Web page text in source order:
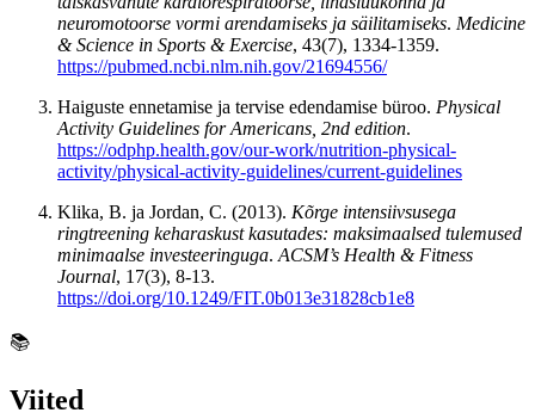
neuromotoorse vormi arendamiseks ja säilitamiseks. Medicine
& Science in Sports & Exercise, 43(7), 1334-1359.
https://pubmed.ncbi.nlm.nih.gov/21694556/
Haiguste ennetamise ja tervise edendamise büroo. Physical
Activity Guidelines for Americans, 2nd edition.
https://odphp.health.gov/our-work/nutrition-physical-
activity/physical-activity-guidelines/current-guidelines
Klika, B. ja Jordan, C. (2013). Kõrge intensiivsusega
ringtreening keharaskust kasutades: maksimaalsed tulemused
minimaalse investeeringuga. ACSM’s Health & Fitness
Journal, 17(3), 8-13.
https://doi.org/10.1249/FIT.0b013e31828cb1e8
📚
Viited